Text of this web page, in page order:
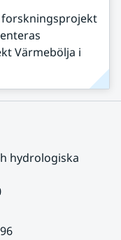
Värmebölja i
hydrologiska